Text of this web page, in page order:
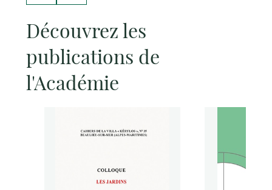
Découvrez les
publications de
l'Académie